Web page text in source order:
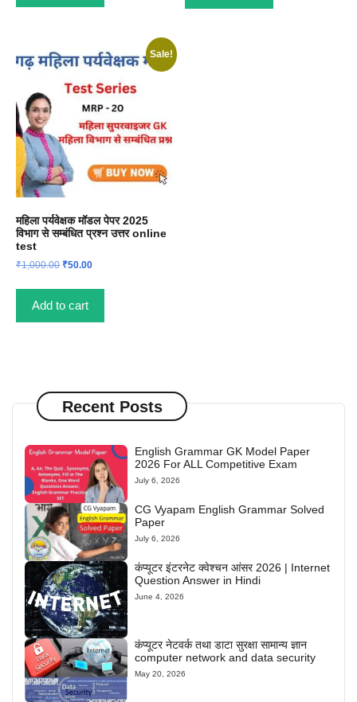
Sale!
महिला पर्यवेक्षक मॉडल पेपर 2025
विभाग से सम्बंधित प्रश्न उत्तर online
test
₹1,000.00 Original
₹1,000.00.
₹50.00Current
Add to cart
Recent Posts
English Grammar GK Model Paper
2026 For ALL Competitive Exam
July 6, 2026
CG Vyapam English Grammar Solved
Paper
July 6, 2026
कंप्यूटर इंटरनेट क्वेश्चन आंसर 2026 | Internet
Question Answer in Hindi
June 4, 2026
कंप्यूटर नेटवर्क तथा डाटा सुरक्षा सामान्य ज्ञान
computer network and data security
May 20, 2026